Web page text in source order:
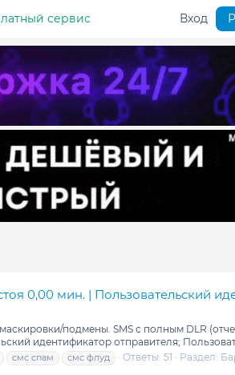
сервис Вход
мин. | Пользовательский
подмены. SMS с полным DLR
идентификатор отправителя;
смс спам смс флуд Ответы: 51 Раздел: